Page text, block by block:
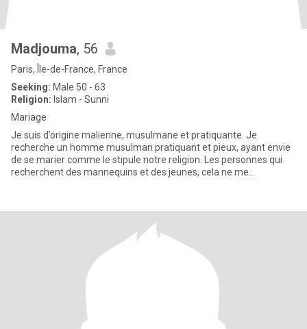
Madjouma, 56
Paris, Île-de-France, France
Seeking: Male 50 - 63
Religion: Islam - Sunni
Mariage
Je suis d’origine malienne, musulmane et pratiquante. Je
recherche un homme musulman pratiquant et pieux, ayant envie
de se marier comme le stipule notre religion. Les personnes qui
recherchent des mannequins et des jeunes, cela ne me